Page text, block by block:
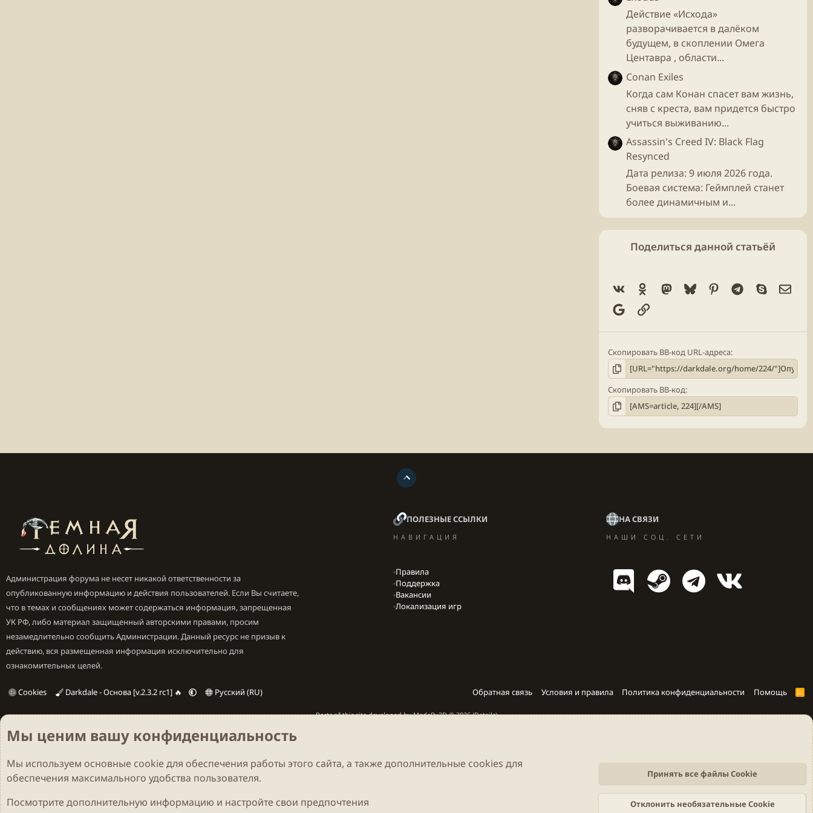
Действие «Исхода»
разворачивается в далёком
будущем, в скоплении Омега
Центавра , области...
Conan Exiles
Когда сам Конан спасет вам жизнь,
сняв с креста, вам придется быстро
учиться выживанию...
Assassin's Creed IV: Black Flag
Resynced
Дата релиза: 9 июля 2026 года.
Боевая система: Геймплей станет
более динамичным и...
Поделиться данной статьёй
Ok Mastodon
BlueskyPinterestTelegram
Skype
GoogleСсылка
Скопировать BB-код URL-адреса
Скопировать BB-код
Администрация форума не несет никакой ответственности за
опубликованную информацию и действия пользователей. Если Вы считаете,
что в темах и сообщениях может содержаться информация, запрещенная
УК РФ, либо материал защищенный авторскими правами, просим
незамедлительно сообщить Администрации. Данный ресурс не призыв к
действию, вся размещенная информация исключительно для
ознакомительных целей.
ПОЛЕЗНЫЕ ССЫЛКИ
НАВИГАЦИЯ
Правила
Поддержка
Вакансии
Локализация игр
НА СВЯЗИ
НАШИ СОЦ. СЕТИ
Cookies Darkdale - Основа [v.2.3.2 rc1] 🔥 Русский (RU) Обратная связь Условия и правила Политика конфиденциальности Помощь
R
Parts of this site developed byMadeBy2D© 2026 (Details)
Мы ценим вашу конфиденциальность
Мы используем основные cookieдля обеспечения работы этого сайта, а также дополнительные cookies для
обеспечения максимального удобства пользователя.
Посмотрите дополнительную информацию и настройте свои предпочтения
Принять все файлы Cookie
Отклонить необязательные Cookie